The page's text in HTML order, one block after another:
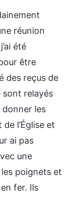
réunion
été
être
des reçus de
sont relayés
donner les
l’Église et
ai pas
une
poignets et
fer. Ils